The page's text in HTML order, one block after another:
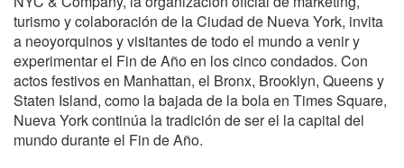
turismo y colaboración de la Ciudad de Nueva York, invita
a neoyorquinos y visitantes de todo el mundo a venir y
experimentar el Fin de Año en los cinco condados. Con
actos festivos en Manhattan, el Bronx, Brooklyn, Queens y
Staten Island, como la bajada de la bola en Times Square,
Nueva York continúa la tradición de ser el la capital del
mundo durante el Fin de Año.